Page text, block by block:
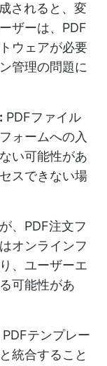
されると、変
ザーは、PDF
ウェアが必要
管理の問題に
PDFファイル
ォームへの入
い可能性があ
スできない場
、PDF注文フ
オンラインフ
、ユーザーエ
可能性があ
PDFテンプレー
統合すること